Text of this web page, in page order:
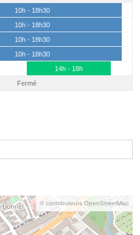
10h - 18h30
10h - 18h30
10h - 18h30
10h - 18h30
14h - 18h
Fermé
© contributeurs OpenStreetMap